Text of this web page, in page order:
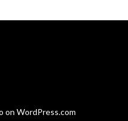
on WordPress.com